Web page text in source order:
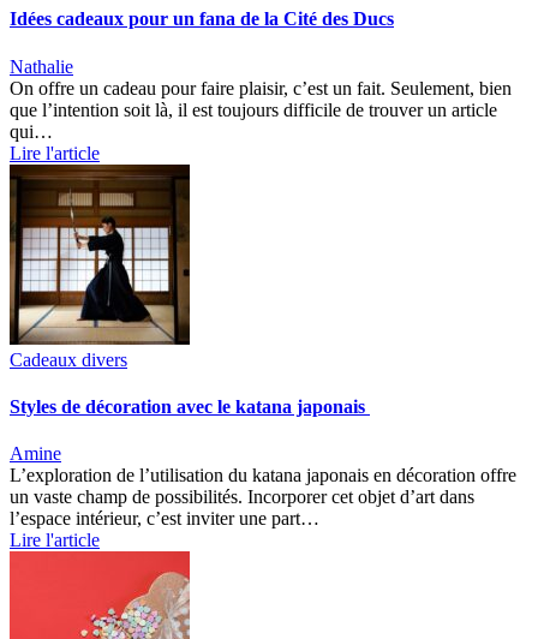
Idées cadeaux pour un fana de la Cité des Ducs
Nathalie
On offre un cadeau pour faire plaisir, c’est un fait. Seulement, bien
que l’intention soit là, il est toujours difficile de trouver un article
qui…
Lire l'article
Cadeaux divers
Styles de décoration avec le katana japonais
Amine
L’exploration de l’utilisation du katana japonais en décoration offre
un vaste champ de possibilités. Incorporer cet objet d’art dans
l’espace intérieur, c’est inviter une part…
Lire l'article